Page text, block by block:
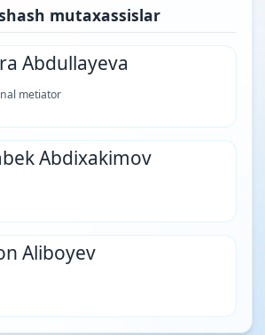
mutaxassislar
Abdullayeva
metiator
Abdixakimov
Aliboyev